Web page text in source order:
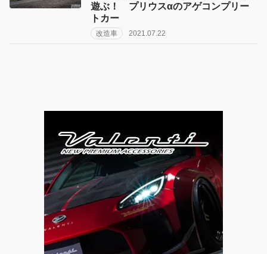
遊ぶ！ プリウスαのアゲコンプリー
トカー
改造車 2021.07.22